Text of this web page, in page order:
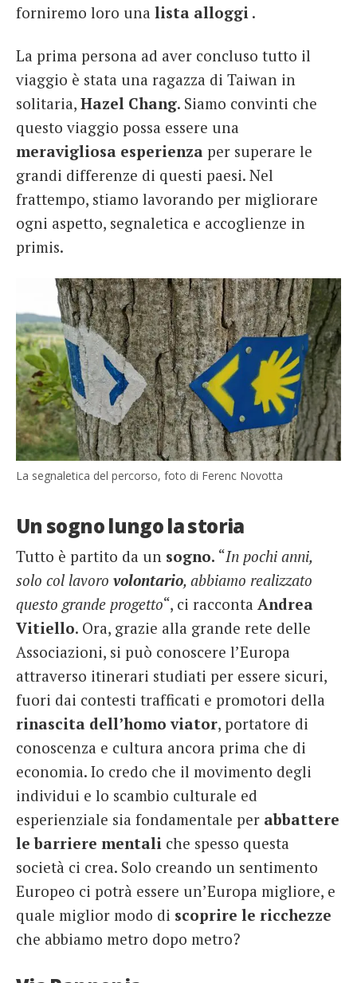
forniremo loro una lista alloggi .
La prima persona ad aver concluso tutto il
viaggio è stata una ragazza di Taiwan in
solitaria, Hazel Chang. Siamo convinti che
questo viaggio possa essere una
meravigliosa esperienza per superare le
grandi differenze di questi paesi. Nel
frattempo, stiamo lavorando per migliorare
ogni aspetto, segnaletica e accoglienze in
primis.
La segnaletica del percorso, foto di Ferenc Novotta
Un sogno lungo la storia
Tutto è partito da un sogno. “In pochi anni,
solo col lavoro volontario, abbiamo realizzato
questo grande progetto“, ci racconta Andrea
Vitiello. Ora, grazie alla grande rete delle
Associazioni, si può conoscere l’Europa
attraverso itinerari studiati per essere sicuri,
fuori dai contesti trafficati e promotori della
rinascita dell’homo viator, portatore di
conoscenza e cultura ancora prima che di
economia. Io credo che il movimento degli
individui e lo scambio culturale ed
esperienziale sia fondamentale per abbattere
le barriere mentali che spesso questa
società ci crea. Solo creando un sentimento
Europeo ci potrà essere un’Europa migliore, e
quale miglior modo di scoprire le ricchezze
che abbiamo metro dopo metro?